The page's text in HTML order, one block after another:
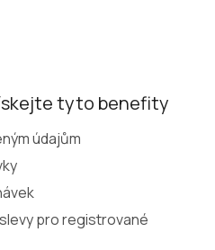
tyto benefity
údajům
pro registrované